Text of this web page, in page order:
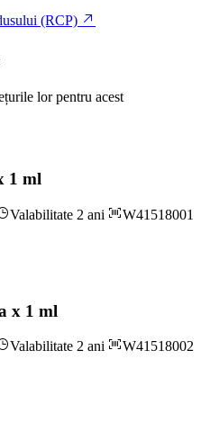
(RCP)
lor pentru acest
1 ml
Valabilitate 2 ani
W41518001
x 1 ml
Valabilitate 2 ani
W41518002